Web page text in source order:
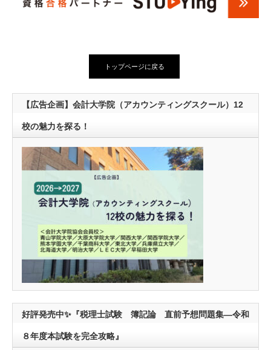
トップページに戻る
【広告企画】会計大学院（アカウンティングスクール）12
校の魅力を探る！
好評発売中✨『税理士試験 簿記論 直前予想問題集―令和
８年度本試験を完全攻略』